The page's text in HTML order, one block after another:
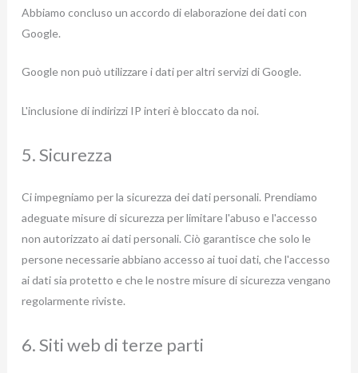
Abbiamo concluso un accordo di elaborazione dei dati con
Google.
Google non può utilizzare i dati per altri servizi di Google.
L'inclusione di indirizzi IP interi è bloccato da noi.
5. Sicurezza
Ci impegniamo per la sicurezza dei dati personali. Prendiamo
adeguate misure di sicurezza per limitare l'abuso e l'accesso
non autorizzato ai dati personali. Ciò garantisce che solo le
persone necessarie abbiano accesso ai tuoi dati, che l'accesso
ai dati sia protetto e che le nostre misure di sicurezza vengano
regolarmente riviste.
6. Siti web di terze parti